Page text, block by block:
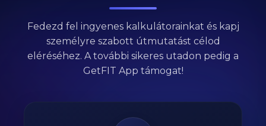
Fedezd fel ingyenes kalkulátorainkat és kapj
személyre szabott útmutatást célod
eléréséhez. A további sikeres utadon pedig a
GetFIT App támogat!